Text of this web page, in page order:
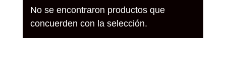
No se encontraron productos que
concuerden con la selección.